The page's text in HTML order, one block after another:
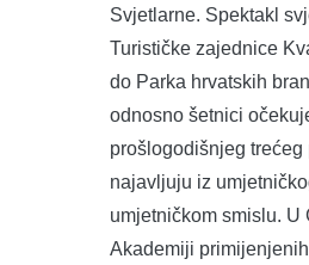
Svjetlarne. Spektakl
Turističke zajednice
do Parka hrvatskih
odnosno šetnici
prošlogodišnjeg trećeg
najavljuju iz
umjetničkom smislu.
Akademiji